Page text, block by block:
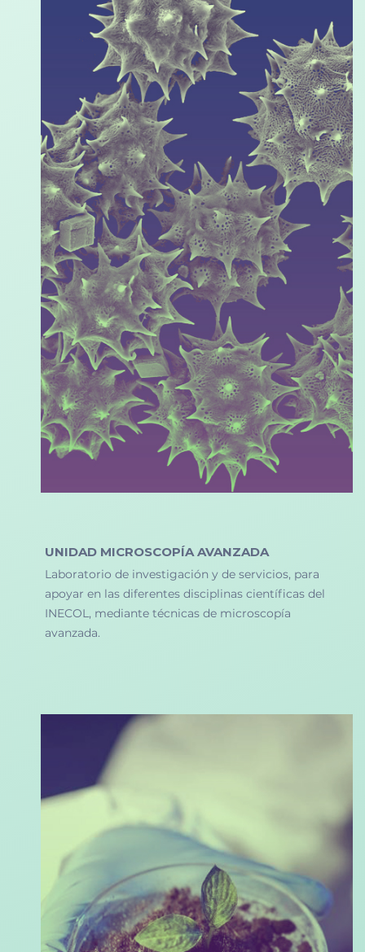
UNIDAD MICROSCOPÍA AVANZADA
Laboratorio de investigación y de servicios, para
apoyar en las diferentes disciplinas científicas del
INECOL, mediante técnicas de microscopía
avanzada.